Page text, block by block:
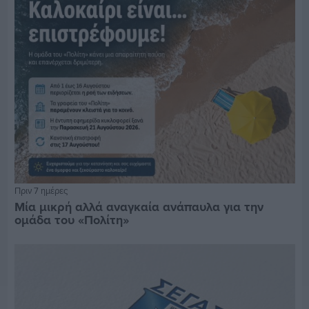
Πριν 7 ημέρες
Μία μικρή αλλά αναγκαία ανάπαυλα για την
ομάδα του «Πολίτη»